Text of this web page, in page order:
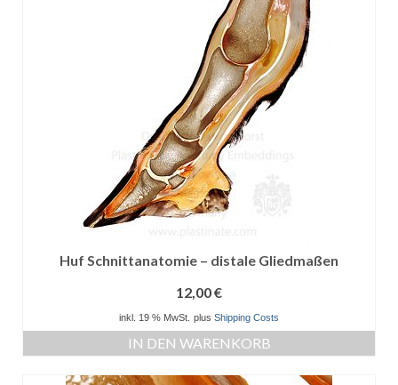
Huf Schnittanatomie – distale Gliedmaßen
12,00€
inkl. 19 % MwSt. plus Shipping Costs
IN DEN WARENKORB